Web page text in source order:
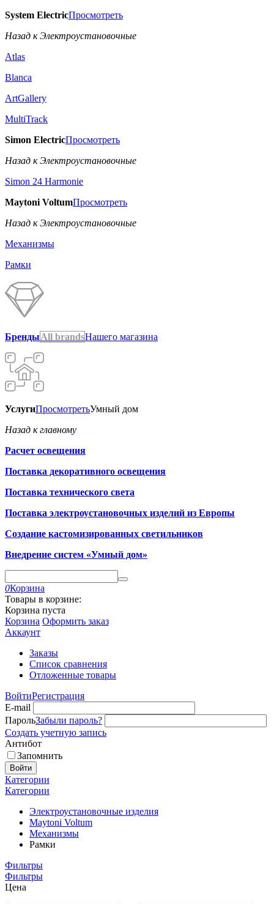
System ElectricПросмотреть
Назад к Электроустановочные
Atlas
Blanca
ArtGallery
MultiTrack
Simon ElectricПросмотреть
Назад к Электроустановочные
Simon 24 Harmonie
Maytoni VoltumПросмотреть
Назад к Электроустановочные
Механизмы
Рамки
БрендыAll brandsНашего магазина
УслугиПросмотретьУмный дом
Назад к главному
Расчет освещения
Поставка декоративного освещения
Поставка технического света
Поставка электроустановочных изделий из Европы
Создание кастомизированных светильников
Внедрение систем «Умный дом»
0Корзина
Товары в корзине:
Корзина пуста
Корзина Оформить заказ
Аккаунт
Заказы
Список сравнения
Отложенные товары
ВойтиРегистрация
E-mail
ПарольЗабыли пароль?
Создать учетную запись
Антибот
Запомнить
Войти
Категории
Категории
Электроустановочные изделия
Maytoni Voltum
Механизмы
Рамки
Фильтры
Фильтры
Цена